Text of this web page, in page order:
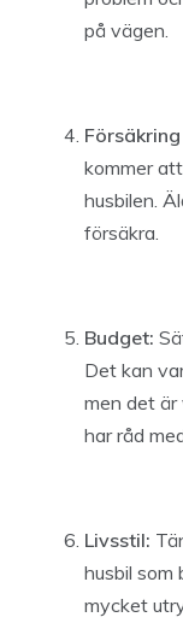
på vägen.
kommer
husbilen.
försäkra.
Budget:
Det kan
men det
har råd
Livsstil:
husbil som
mycket